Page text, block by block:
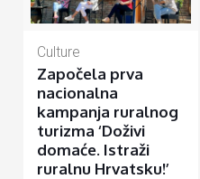
Culture
Započela prva
nacionalna
kampanja ruralnog
turizma ‘Doživi
domaće. Istraži
ruralnu Hrvatsku!’